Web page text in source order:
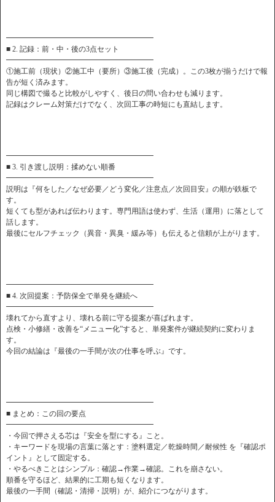
━━━━━━━━━━━━━━━━━━━━
■ 2. 記録：前・中・後の3点セット
━━━━━━━━━━━━━━━━━━━━
①施工前（現状）②施工中（要所）③施工後（完成）。この3枚が揃うだけで報
告が短く済みます。
同じ構図で撮ると比較がしやすく、後日の問い合わせも減ります。
記録はクレーム対策だけでなく、次回工事の時短にも直結します。
━━━━━━━━━━━━━━━━━━━━
■ 3. 引き渡し説明：揉めない順番
━━━━━━━━━━━━━━━━━━━━
説明は『何をした／なぜ必要／どう変化／注意点／次回目安』の順が鉄板で
す。
短くても型があれば伝わります。専門用語は使わず、生活（運用）に落として
話します。
最後にセルフチェック（異音・異臭・緩み等）も伝えると信頼が上がります。
━━━━━━━━━━━━━━━━━━━━
■ 4. 次回提案：予防保全で単発を継続へ
━━━━━━━━━━━━━━━━━━━━
壊れてから直すより、壊れる前に守る提案が喜ばれます。
点検・小修繕・改善を“メニュー化”すると、単発案件が継続契約に変わりま
す。
今回の結論は『最後の一手間が次の仕事を呼ぶ』です。
━━━━━━━━━━━━━━━━━━━━
■ まとめ：この回の要点
━━━━━━━━━━━━━━━━━━━━
・今回で押さえる芯は『安全を型にする』こと。
・キーワードを現場の言葉に落とす：塗料選定／乾燥時間／耐候性 を『確認ポ
イント』として固定する。
・やるべきことはシンプル：確認→作業→確認。これを崩さない。
順番を守るほど、結果的に工期も短くなります。
最後の一手間（確認・清掃・説明）が、紹介につながります。